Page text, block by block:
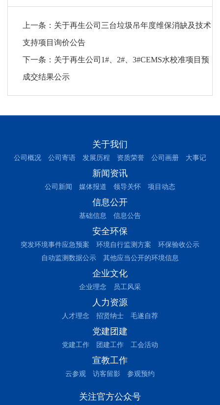
上一条： 关于再生公司三台垃圾吊年度维保消缺及技术
支持项目询价公告
下一条： 关于再生公司1#、2#、3#CEMS水校准项目预
成交结果公示
关于我们
公司概况 公司寄语 发展历程 资质荣誉 公司画册 大事记
新闻资讯
公司新闻 媒体报道 领导关怀 项目动态
信息公开
基础信息 信息公告
安全环保
突发环境事件应急预案 环境自行监测方案
环保验收公示
自动监测数据公示
其他应当公开的环境信息
企业文化
企业理念 员工风采
人力资源
人才理念 招贤纳士 毛遂自荐
党建团建
党建工作 团建工作 工会活动
宣教工作
云参观 访客留影 参观预约
关注官方公众号